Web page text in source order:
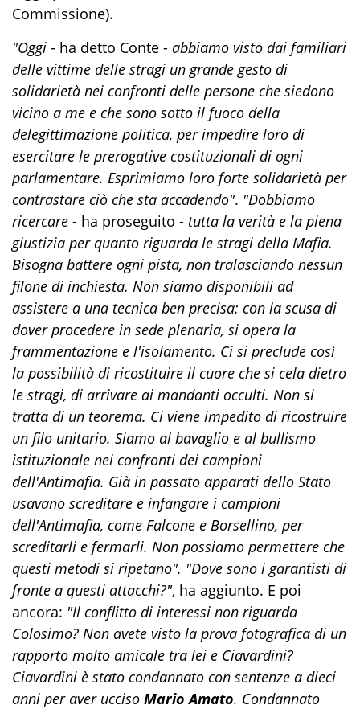
Commissione).
"Oggi - ha detto Conte - abbiamo visto dai familiari
delle vittime delle stragi un grande gesto di
solidarietà nei confronti delle persone che siedono
vicino a me e che sono sotto il fuoco della
delegittimazione politica, per impedire loro di
esercitare le prerogative costituzionali di ogni
parlamentare. Esprimiamo loro forte solidarietà per
contrastare ciò che sta accadendo". "Dobbiamo
ricercare - ha proseguito - tutta la verità e la piena
giustizia per quanto riguarda le stragi della Mafia.
Bisogna battere ogni pista, non tralasciando nessun
filone di inchiesta. Non siamo disponibili ad
assistere a una tecnica ben precisa: con la scusa di
dover procedere in sede plenaria, si opera la
frammentazione e l'isolamento. Ci si preclude così
la possibilità di ricostituire il cuore che si cela dietro
le stragi, di arrivare ai mandanti occulti. Non si
tratta di un teorema. Ci viene impedito di ricostruire
un filo unitario. Siamo al bavaglio e al bullismo
istituzionale nei confronti dei campioni
dell'Antimafia. Già in passato apparati dello Stato
usavano screditare e infangare i campioni
dell'Antimafia, come Falcone e Borsellino, per
screditarli e fermarli. Non possiamo permettere che
questi metodi si ripetano". "Dove sono i garantisti di
fronte a questi attacchi?", ha aggiunto. E poi
ancora: "Il conflitto di interessi non riguarda
Colosimo? Non avete visto la prova fotografica di un
rapporto molto amicale tra lei e Ciavardini?
Ciavardini è stato condannato con sentenze a dieci
anni per aver ucciso Mario Amato. Condannato